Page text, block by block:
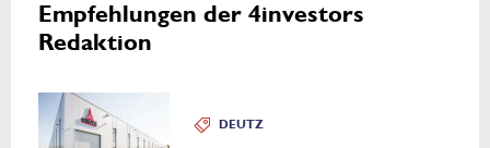
Empfehlungen der 4investors
Redaktion
DEUTZ